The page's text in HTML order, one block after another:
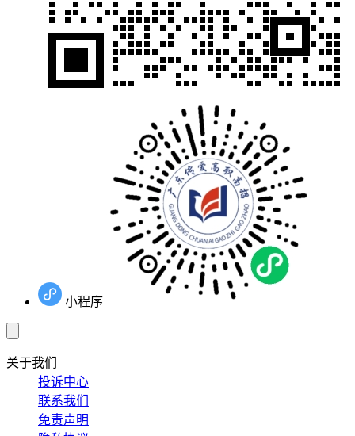
小程序
关于我们
投诉中心
联系我们
免责声明